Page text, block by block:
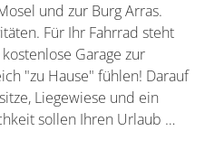
und zur Burg Arras.
Für Ihr Fahrrad steht
Garage zur
"zu Hause" fühlen! Darauf
Liegewiese und ein
sollen Ihren Urlaub …